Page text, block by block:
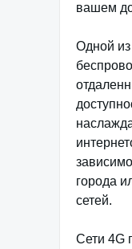
вашем
Одной
города
сетей.
Сети 4G